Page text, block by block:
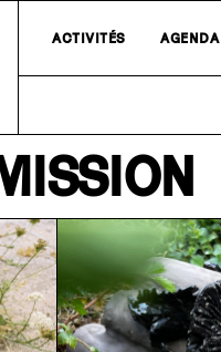
ACTIVITÉS AGENDA